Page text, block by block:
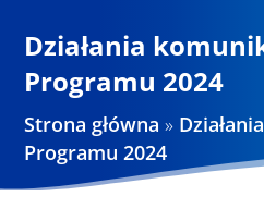
Projekty
Aktualności
Działania
Programu 2024
Strona główna »
Programu 2024